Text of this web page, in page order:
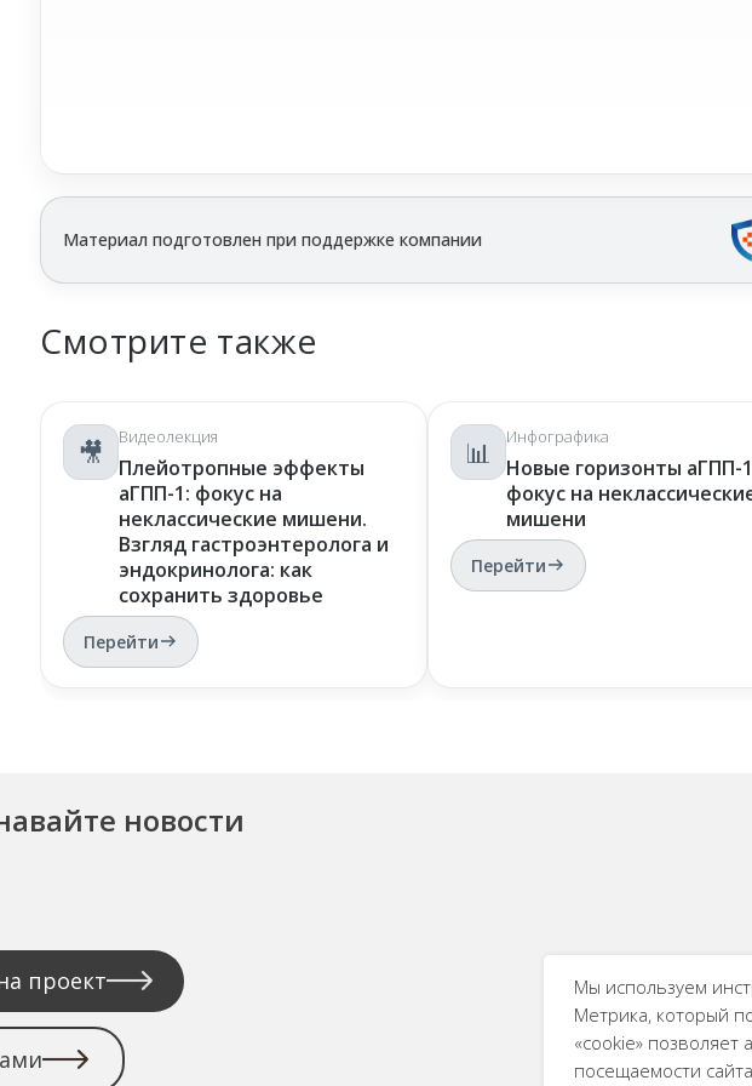
Материал подготовлен при поддержке компании
Смотрите также
🎥 Видеолекция
Плейотропные эффекты
аГПП-1: фокус на
неклассические мишени.
Взгляд гастроэнтеролога и
эндокринолога: как
сохранить здоровье
Перейти
📊 Инфографика
Новые горизонты аГПП-
фокус на
мишени
Перейти
новости
проект
Мы используем
Метрика, который
«cookie» позволяет
посещаемости